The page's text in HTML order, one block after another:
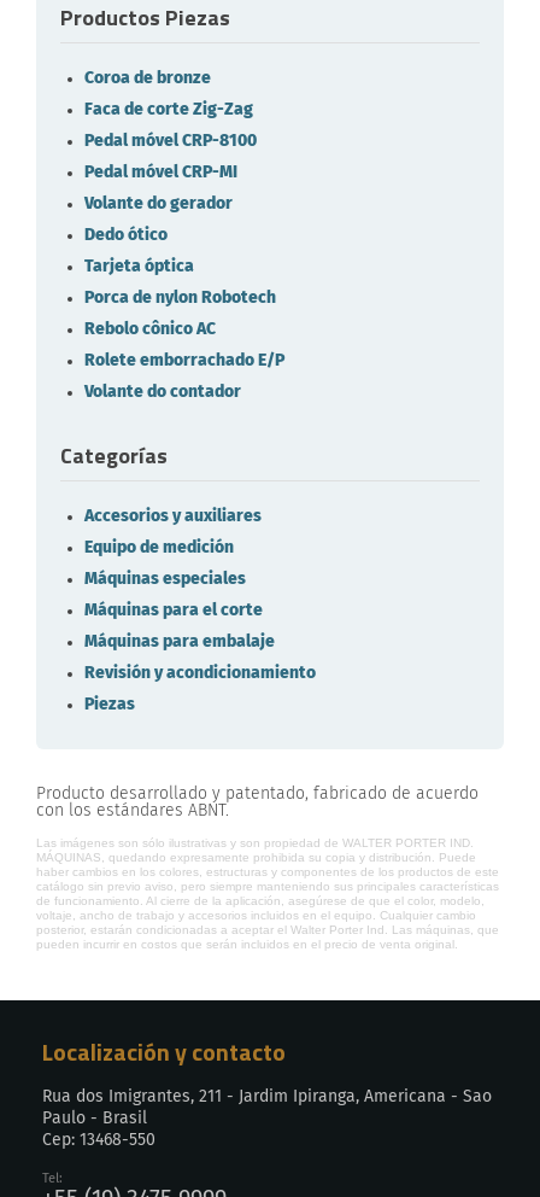
Productos Piezas
Coroa de bronze
Faca de corte Zig-Zag
Pedal móvel CRP-8100
Pedal móvel CRP-MI
Volante do gerador
Dedo ótico
Tarjeta óptica
Porca de nylon Robotech
Rebolo cônico AC
Rolete emborrachado E/P
Volante do contador
Categorías
Accesorios y auxiliares
Equipo de medición
Máquinas especiales
Máquinas para el corte
Máquinas para embalaje
Revisión y acondicionamiento
Piezas
Producto desarrollado y patentado, fabricado de acuerdo
con los estándares ABNT.
Las imágenes son sólo ilustrativas y son propiedad de WALTER PORTER IND.
MÁQUINAS, quedando expresamente prohibida su copia y distribución. Puede
haber cambios en los colores, estructuras y componentes de los productos de este
catálogo sin previo aviso, pero siempre manteniendo sus principales características
de funcionamiento. Al cierre de la aplicación, asegúrese de que el color, modelo,
voltaje, ancho de trabajo y accesorios incluidos en el equipo. Cualquier cambio
posterior, estarán condicionadas a aceptar el Walter Porter Ind. Las máquinas, que
pueden incurrir en costos que serán incluidos en el precio de venta original.
Localización y contacto
Rua dos Imigrantes, 211 - Jardim Ipiranga, Americana - Sao
Paulo - Brasil
Cep: 13468-550
Tel: